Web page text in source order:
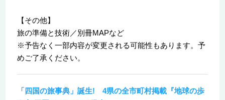
【その他】
旅の準備と技術／別冊MAPなど
※予告なく一部内容が変更される可能性もあります。予
めご了承ください。
「四国の旅事典」誕生! 4県の全市町村掲載『地球の歩